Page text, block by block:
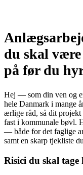
du skal
på før du
Hej — som din ven og
hele Danmark i mange
ærlige råd, så dit projekt
fast i kommunale bøvl.
— både for det faglige
samt en skarp tjekliste
Risici du skal tage